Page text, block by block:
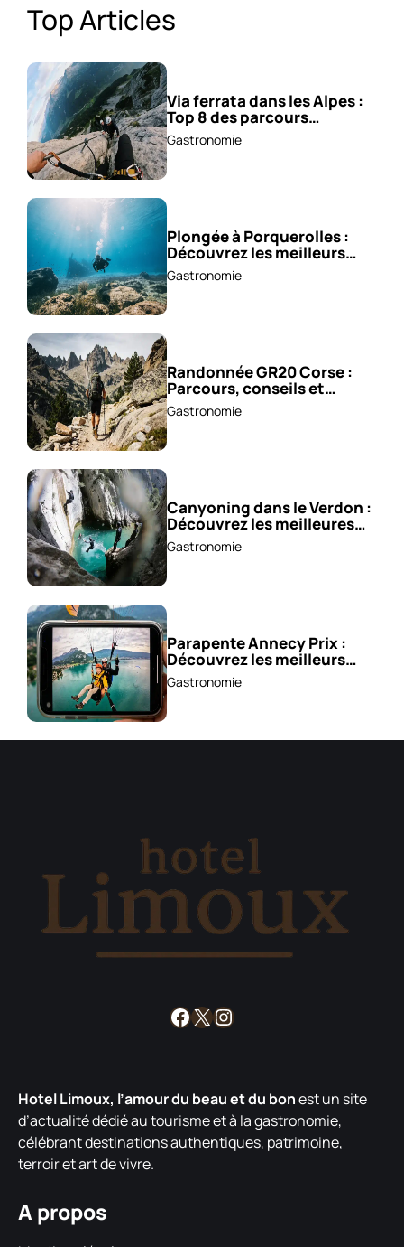
Top Articles
Via ferrata dans les Alpes :
Top 8 des parcours
sensationnels !
Gastronomie
Plongée à Porquerolles :
Découvrez les meilleurs
spots !
Gastronomie
Randonnée GR20 Corse :
Parcours, conseils et
astuces !
Gastronomie
Canyoning dans le Verdon :
Découvrez les meilleures
excursions !
Gastronomie
Parapente Annecy Prix :
Découvrez les meilleurs
vols à partir de 85 €!
Gastronomie
Facebook
X Instagram
Hotel Limoux, l’amour du beau et du bonest un site
d’actualité dédié au tourisme et à la gastronomie,
célébrant destinations authentiques, patrimoine,
terroir et art de vivre.
A propos